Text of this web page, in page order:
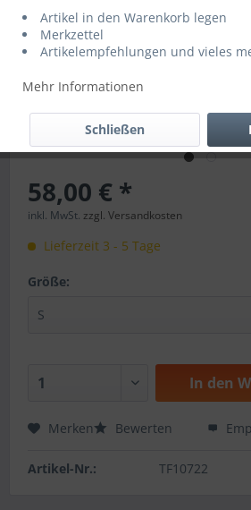
58,00 € *
inkl. MwSt. zzgl. Versandkosten
Lieferzeit 3 - 5 Tage
Größe:
In den
Merken Bewerten
Artikel-Nr.: TF10722
Artikel in den Warenkorb legen
Merkzettel
Artikelempfehlungen und vieles
Mehr Informationen
Schließen